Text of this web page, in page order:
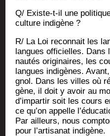
Q/ Existe-t-il une
culture indigène ?
R/ La Loi recon­nait les
langues offi­cielles.
nau­tés ori­gi­naires, les
langues indi­gènes.
gnol. Dans les villes où
gène, il doit y avoir au
d’impartir soit les cours
ce qu’on appelle
Par ailleurs, nous
pour l’artisanat indigène.